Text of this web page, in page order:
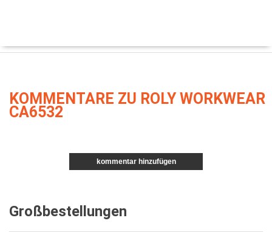
KOMMENTARE ZU ROLY WORKWEAR
CA6532
kommentar hinzufügen
Großbestellungen